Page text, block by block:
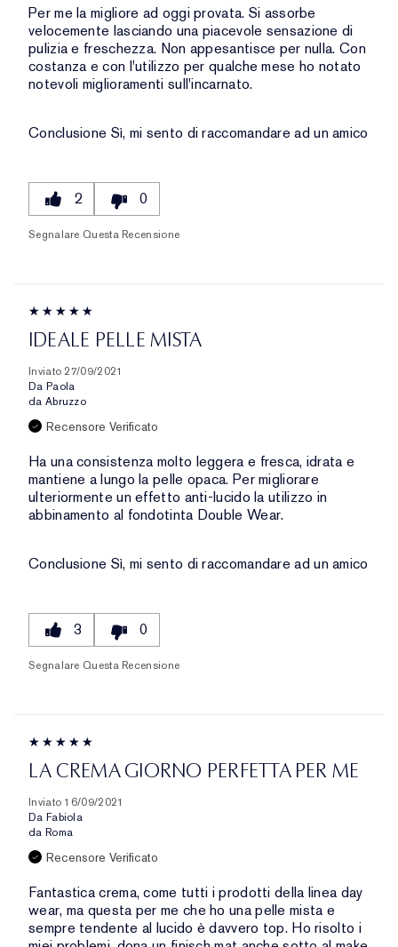
Per me la migliore ad oggi provata. Si assorbe
velocemente lasciando una piacevole sensazione di
pulizia e freschezza. Non appesantisce per nulla. Con
costanza e con l'utilizzo per qualche mese ho notato
notevoli miglioramenti sull'incarnato.
Conclusione Sì, mi sento di raccomandare ad un amico
2 0
Segnalare Questa Recensione
IDEALE PELLE MISTA
Inviato 27/09/2021
Da Paola
da Abruzzo
Recensore Verificato
Ha una consistenza molto leggera e fresca, idrata e
mantiene a lungo la pelle opaca. Per migliorare
ulteriormente un effetto anti-lucido la utilizzo in
abbinamento al fondotinta Double Wear.
Conclusione Sì, mi sento di raccomandare ad un amico
3 0
Segnalare Questa Recensione
LA CREMA GIORNO PERFETTA PER ME
Inviato 16/09/2021
Da Fabiola
da Roma
Recensore Verificato
Fantastica crema, come tutti i prodotti della linea day
wear, ma questa per me che ho una pelle mista e
sempre tendente al lucido è davvero top. Ho risolto i